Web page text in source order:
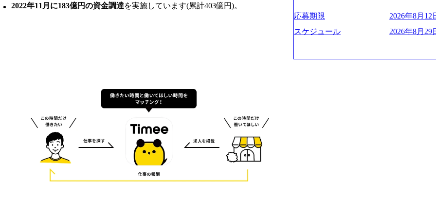
2022年11月に183億円の資金調達を実施しています(累計403億円)。
ワー 事業所内禁煙(入居する施設に喫煙
れかのご経験をお持ちの方 ・システム
義～基本設計など上流経験2年以上 ・
進する 育休取得率は男性65%、女性
管理職率も21.8%（2023年12月時点）
日(土) 面接枠 ①10時開始、②11時開始、③12時開始 2026年8月10日(月) 16:00 各回5
s://www.businessinsider.jp/post-283587)
の可視化を支援 「インパクト加重会計
トを算出 (https://prtimes.jp/main/html/rd/p/
て20年近く成長を続けており、2022年3
ベインは1973年に創業された。クライ
よう、カスタマイズされた戦略を策定
行動に落とし込んでいる。 徹底した「
社戦略やトランスフォーメーション案
るものとして「True North」（真北）と
応募期限
2026年8月12
スケジュール
2026年8月29